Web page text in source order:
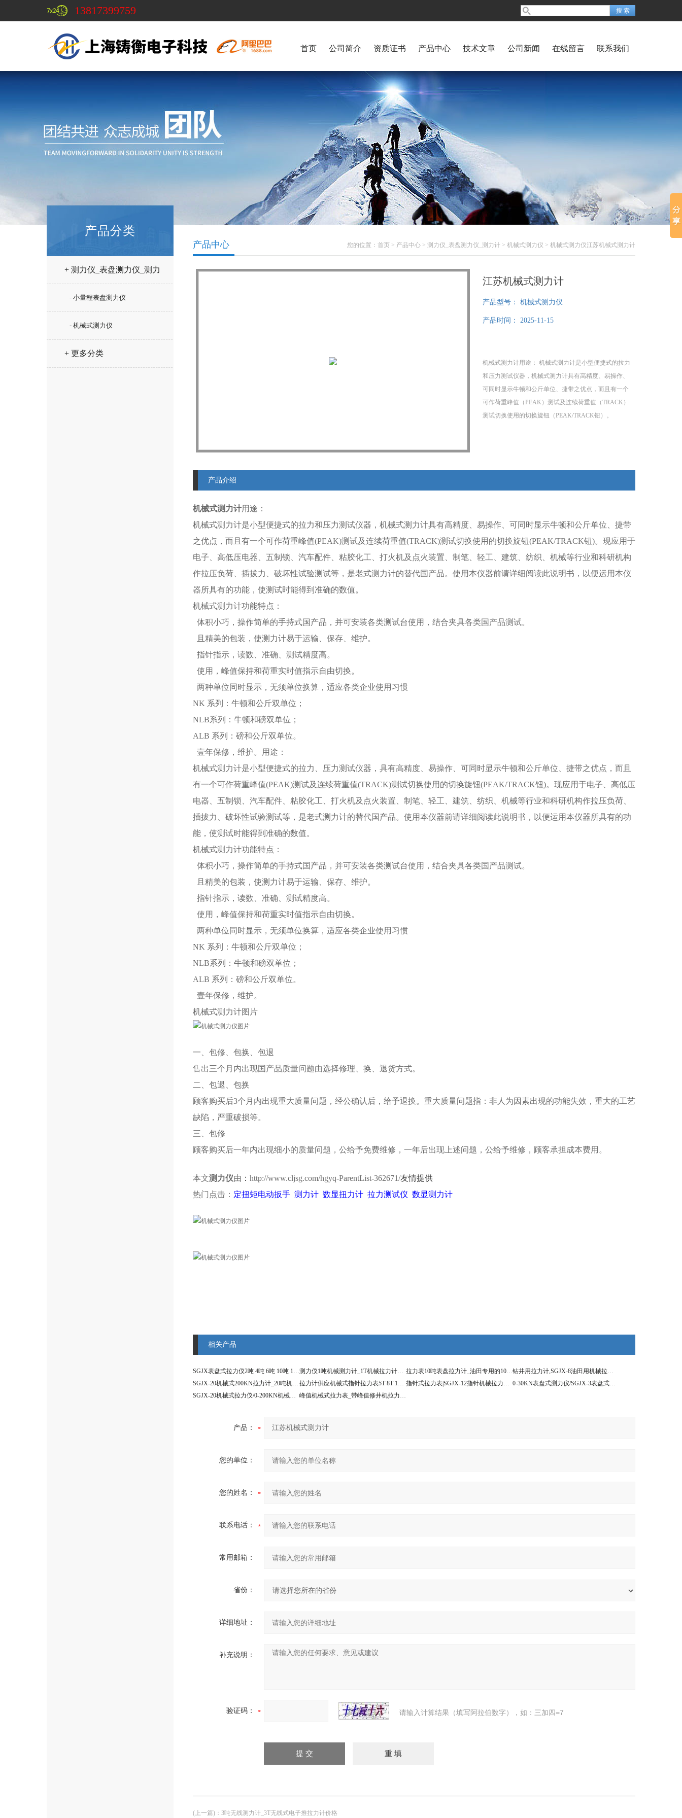
13817399759
首页 公司简介 资质证书 产品中心 技术文章 公司新闻 在线留言 联系我们
产品分类
+ 测力仪_表盘测力仪_测力
- 小量程表盘测力仪
- 机械式测力仪
+ 更多分类
您的位置： 首页 > 产品中心 > 测力仪_表盘测力仪_测力计 > 机械式测力仪 > 机械式测力仪江苏机械式测力计
产品中心
江苏机械式测力计
产品型号： 机械式测力仪
产品时间： 2025-11-15
机械式测力计用途： 机械式测力计是小型便捷式的拉力
和压力测试仪器，机械式测力计具有高精度、易操作、
可同时显示牛顿和公斤单位、捷带之优点，而且有一个
可作荷重峰值（PEAK）测试及连续荷重值（TRACK）
测试切换使用的切换旋钮（PEAK/TRACK钮）。
产品介绍
机械式测力计用途：
机械式测力计是小型便捷式的拉力和压力测试仪器，机械式测力计具有高精度、易操作、可同时显示牛顿和公斤单位、捷带
之优点，而且有一个可作荷重峰值(PEAK)测试及连续荷重值(TRACK)测试切换使用的切换旋钮(PEAK/TRACK钮)。现应用于
电子、高低压电器、五制锁、汽车配件、粘胶化工、打火机及点火装置、制笔、轻工、建筑、纺织、机械等行业和科研机构
作拉压负荷、插拔力、破坏性试验测试等，是老式测力计的替代国产品。使用本仪器前请详细阅读此说明书，以便运用本仪
器所具有的功能，使测试时能得到准确的数值。
机械式测力计功能特点：
体积小巧，操作简单的手持式国产品，并可安装各类测试台使用，结合夹具各类国产品测试。
且精美的包装，使测力计易于运输、保存、维护。
指针指示，读数、准确、测试精度高。
使用，峰值保持和荷重实时值指示自由切换。
两种单位同时显示，无须单位换算，适应各类企业使用习惯
NK 系列：牛顿和公斤双单位；
NLB系列：牛顿和磅双单位；
ALB 系列：磅和公斤双单位。
壹年保修，维护。用途：
机械式测力计是小型便捷式的拉力、压力测试仪器，具有高精度、易操作、可同时显示牛顿和公斤单位、捷带之优点，而且
有一个可作荷重峰值(PEAK)测试及连续荷重值(TRACK)测试切换使用的切换旋钮(PEAK/TRACK钮)。现应用于电子、高低压
电器、五制锁、汽车配件、粘胶化工、打火机及点火装置、制笔、轻工、建筑、纺织、机械等行业和科研机构作拉压负荷、
插拔力、破坏性试验测试等，是老式测力计的替代国产品。使用本仪器前请详细阅读此说明书，以便运用本仪器所具有的功
能，使测试时能得到准确的数值。
机械式测力计功能特点：
体积小巧，操作简单的手持式国产品，并可安装各类测试台使用，结合夹具各类国产品测试。
且精美的包装，使测力计易于运输、保存、维护。
指针指示，读数、准确、测试精度高。
使用，峰值保持和荷重实时值指示自由切换。
两种单位同时显示，无须单位换算，适应各类企业使用习惯
NK 系列：牛顿和公斤双单位；
NLB系列：牛顿和磅双单位；
ALB 系列：磅和公斤双单位。
壹年保修，维护。
机械式测力计图片
一、包修、包换、包退
售出三个月内出现国产品质量问题由选择修理、换、退货方式。
二、包退、包换
顾客购买后3个月内出现重大质量问题，经公确认后，给予退换。重大质量问题指：非人为因素出现的功能失效，重大的工艺
缺陷，严重破损等。
三、包修
顾客购买后一年内出现细小的质量问题，公给予免费维修，一年后出现上述问题，公给予维修，顾客承担成本费用。
本文测力仪由 ： http://www.cljsg.com/hgyq-ParentList-362671/友情提供
热门点击： 定扭矩电动扳手 测力计 数显扭力计 拉力测试仪 数显测力计
相关产品
SGJX表盘式拉力仪2吨 4吨 6吨 10吨 14吨拉力表 测力仪1吨机械测力计_1T机械拉力计_机械式拉力表 拉力表10吨表盘拉力计_油田专用的10T测拉力仪
钻井用拉力计,SGJX-8油田用机械拉力表价格
SGJX-20机械式200KN拉力计_20吨机械拉力测力仪
拉力计供应机械式指针拉力表5T 8T 10T 12T 20T 指针式拉力表|SGJX-12指针机械拉力计牵引车
0-30KN表盘式测力仪/SGJX-3表盘式测力仪
SGJX-20机械式拉力仪/0-200KN机械拉力表
峰值机械式拉力表_带峰值修井机拉力检测计
产品：
您的单位：
您的姓名：
联系电话：
常用邮箱：
省份：
详细地址：
补充说明：
验证码： 请输入计算结果（填写阿拉伯数字），如：三加四=7
(上一篇) ： 3吨无线测力计_3T无线式电子推拉力计价格